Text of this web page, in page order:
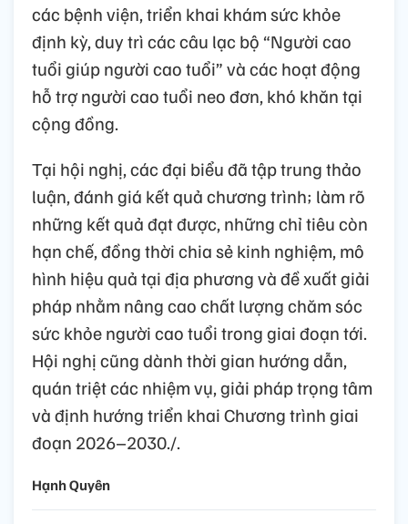
các bệnh viện, triển khai khám sức khỏe
định kỳ, duy trì các câu lạc bộ “Người cao
tuổi giúp người cao tuổi” và các hoạt động
hỗ trợ người cao tuổi neo đơn, khó khăn tại
cộng đồng.
Tại hội nghị, các đại biểu đã tập trung thảo
luận, đánh giá kết quả chương trình; làm rõ
những kết quả đạt được, những chỉ tiêu còn
hạn chế, đồng thời chia sẻ kinh nghiệm, mô
hình hiệu quả tại địa phương và đề xuất giải
pháp nhằm nâng cao chất lượng chăm sóc
sức khỏe người cao tuổi trong giai đoạn tới.
Hội nghị cũng dành thời gian hướng dẫn,
quán triệt các nhiệm vụ, giải pháp trọng tâm
và định hướng triển khai Chương trình giai
đoạn 2026–2030./.
Hạnh Quyên